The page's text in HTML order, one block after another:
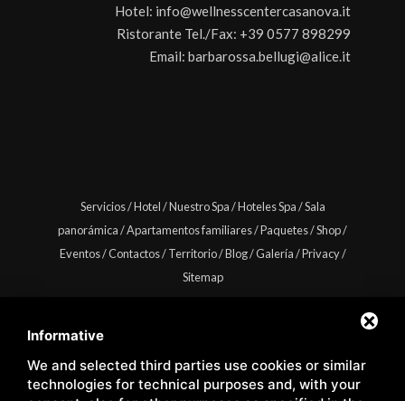
Informative
We and selected third parties use cookies or similar
technologies for technical purposes and, with your
Hotel: info@wellnesscentercasanova.it
Ristorante Tel./Fax: +39 0577 898299
Email: barbarossa.bellugi@alice.it
Servicios/Hotel/Nuestro Spa/Hoteles Spa/Sala
panorámica/Apartamentos familiares/Paquetes/Shop/
Eventos/Contactos/Territorio/Blog/Galería/Privacy/
Sitemap
Copyright © Wellness Center Casanova s.r.l. | S.S. 146
Località Casanova 6/c | 53027 San Quirico D'Orcia (Siena) |